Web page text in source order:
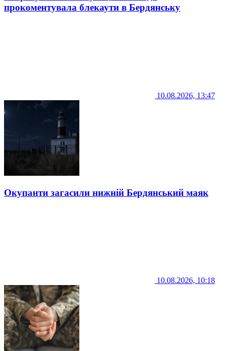
прокоментувала блекаути в Бердянську
10.08.2026, 13:47
Окупанти загасили нижній Бердянський маяк
10.08.2026, 10:18